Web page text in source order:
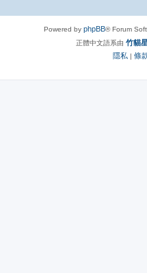
Powered by phpBB® Forum
正體中文語系由 竹貓
隱私 | 條